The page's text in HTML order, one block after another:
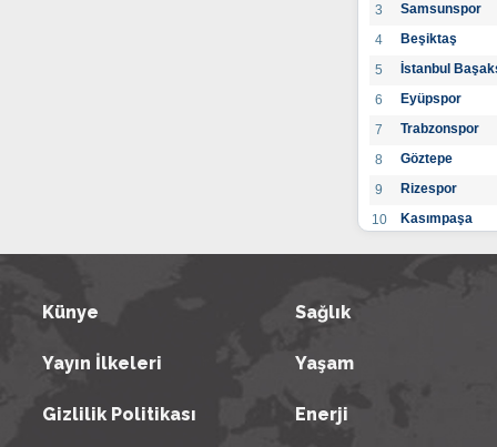
3
Samsunspor
4
Beşiktaş
5
İstanbul
6
Eyüpspor
7
Trabzonspor
8
Göztepe
9
Rizespor
10
Kasımpaşa
Künye
Yayın İlkeleri
Gizlilik Politikası
Sağlık
Yaşam
Enerji